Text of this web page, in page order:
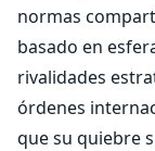
normas
basado en
rivalidades
órdenes
que su quiebre